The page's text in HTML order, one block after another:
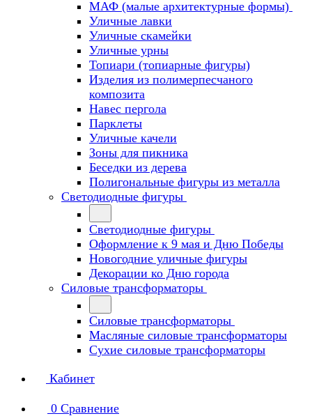
МАФ (малые архитектурные формы)
Уличные лавки
Уличные скамейки
Уличные урны
Топиари (топиарные фигуры)
Изделия из полимерпесчаного
композита
Навес пергола
Парклеты
Уличные качели
Зоны для пикника
Беседки из дерева
Полигональные фигуры из металла
Светодиодные фигуры
Светодиодные фигуры
Оформление к 9 мая и Дню Победы
Новогодние уличные фигуры
Декорации ко Дню города
Силовые трансформаторы
Силовые трансформаторы
Масляные силовые трансформаторы
Сухие силовые трансформаторы
Кабинет
0 Сравнение